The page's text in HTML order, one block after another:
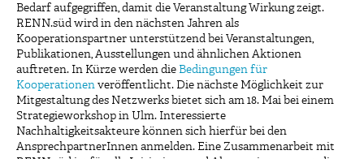
Bedarf aufgegriffen, damit die Veranstaltung Wirkung zeigt.
RENN.süd wird in den nächsten Jahren als
Kooperationspartner unterstützend bei Veranstaltungen,
Publikationen, Ausstellungen und ähnlichen Aktionen
auftreten. In Kürze werden die Bedingungen für
Kooperationen veröffentlicht. Die nächste Möglichkeit zur
Mitgestaltung des Netzwerks bietet sich am 18. Mai bei einem
Strategieworkshop in Ulm. Interessierte
Nachhaltigkeitsakteure können sich hierfür bei den
AnsprechpartnerInnen anmelden. Eine Zusammenarbeit mit